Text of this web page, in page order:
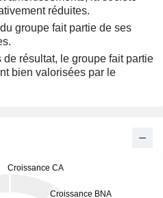
réduites.
groupe fait partie de ses
de résultat, le groupe fait partie
bien valorisées par le